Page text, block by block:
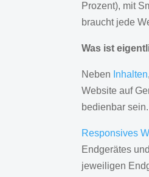
Prozent), mit
braucht jede
Was ist
Neben Inhalten
Website auf
bedienbar sein.
Responsives
Endgerätes
jeweiligen